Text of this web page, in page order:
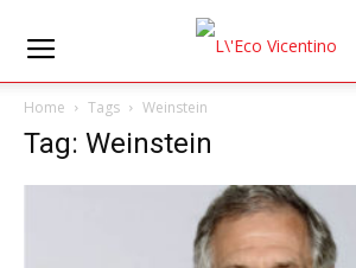
Home Tags Weinstein
Tag: Weinstein